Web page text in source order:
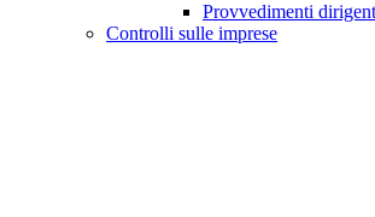
Provvedimenti
Controlli sulle imprese